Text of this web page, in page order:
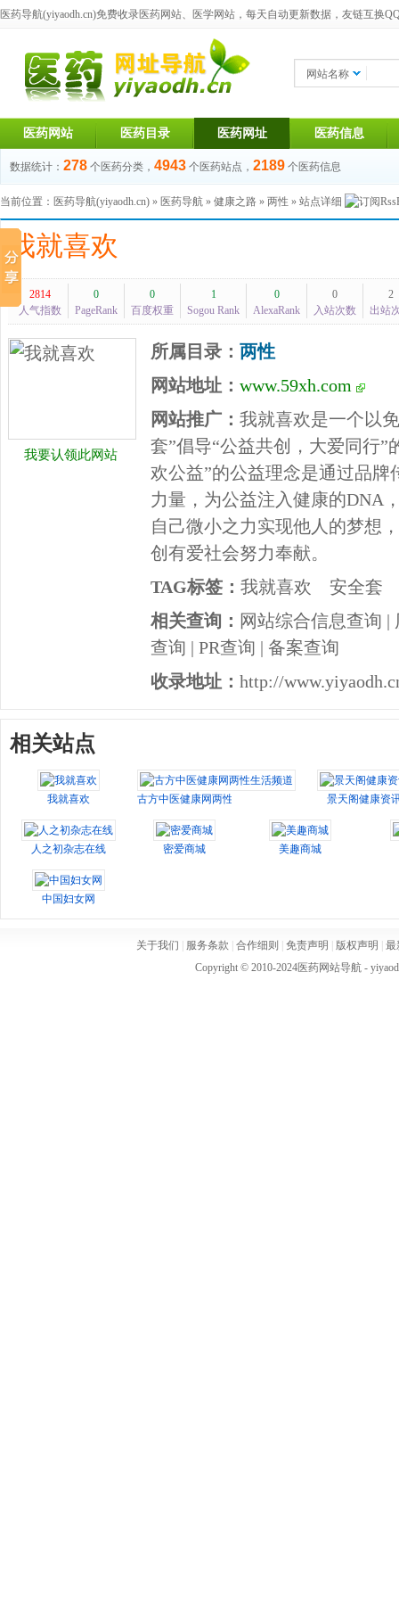
医药导航(yiyaodh.cn)免费收录医药网站、医学网站，每天自动更新数据，友链互换
网站名称
医药网站 医药目录 医药网址 医药信息
数据统计： 278 个医药分类， 4943 个医药站点， 2189 个医药信息
当前位置： 医药导航(yiyaodh.cn) » 医药导航 » 健康之路 » 两性 » 站点详细
我就喜欢
2814
人气指数
0
PageRank
0
百度权重
1
Sogou Rank
0
AlexaRank
0
入站次数
2
出站
我要认领此网站
所属目录： 两性
网站地址： www.59xh.com
网站推广： 我就喜欢是一个以
套”倡导“公益共创，大爱同行”
欢公益”的公益理念是通过品牌
力量，为公益注入健康的DNA
自己微小之力实现他人的梦想
创有爱社会努力奉献。
TAG标签： 我就喜欢
安全套
相关查询： 网站综合信息查询 |
查询 | PR查询 | 备案查询
收录地址： http://
相关站点
我就喜欢 古方中医健康网两性生活频道 景天阁健康资
人之初杂志在线 密爱商城 美趣商城
中国妇女网
关于我们 服务条款 合作细则 免责声明 版权声明
最
Copyright © 2010-2024医药网站导航-